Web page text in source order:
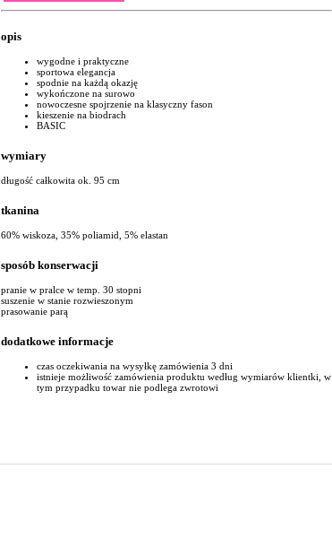
opis
wygodne i praktyczne
sportowa elegancja
spodnie na każdą okazję
wykończone na surowo
nowoczesne spojrzenie na klasyczny fason
kieszenie na biodrach
BASIC
wymiary
długość całkowita ok. 95 cm
tkanina
60% wiskoza, 35% poliamid, 5% elastan
sposób konserwacji
pranie w pralce w temp. 30 stopni
suszenie w stanie rozwieszonym
prasowanie parą
dodatkowe informacje
czas oczekiwania na wysyłkę zamówienia 3 dni
istnieje możliwość zamówienia produktu według wymiarów klientki, w
tym przypadku towar nie podlega zwrotowi